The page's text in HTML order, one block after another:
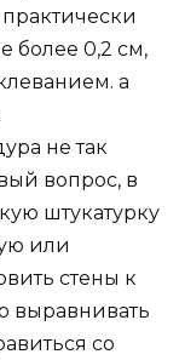
более 0,2 см,
а
не так
вопрос, в
штукатурку
или
стены к
выравнивать
со